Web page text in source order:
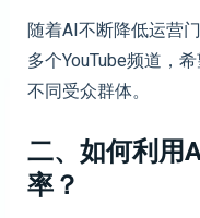
随着AI不断降低运营
多个YouTube频道，
不同受众群体。
二、如何利用
率？